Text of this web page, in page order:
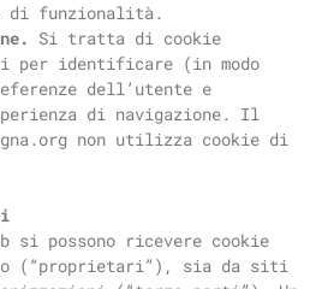
di funzionalità.
Si tratta di cookie
per identificare (in modo
dell’utente e
di navigazione. Il
non utilizza cookie di
si possono ricevere cookie
(“proprietari”), sia da siti